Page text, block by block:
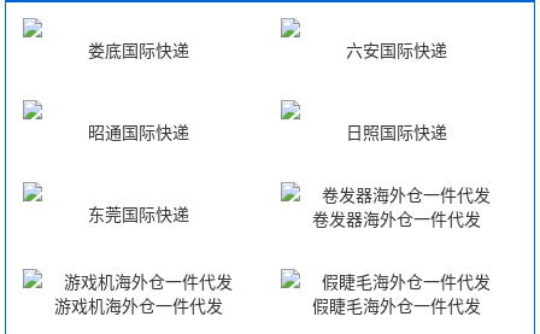
娄底国际快递 六安国际快递
昭通国际快递 日照国际快递
东莞国际快递 卷发器海外仓一件代发
游戏机海外仓一件代发 假睫毛海外仓一件代发